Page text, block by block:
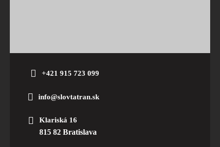
+421 915 723 099
info@slovtatran.sk
Klariská 16
815 82 Bratislava